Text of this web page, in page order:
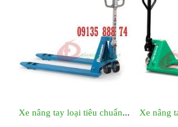
Xe nâng tay loại tiêu chuẩn hiệu Bishamon - Nhật Bản- Model: BM 25LL - Càng rộng